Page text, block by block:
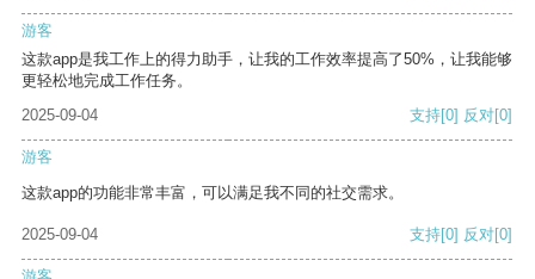
游客
这款app是我工作上的得力助手，让我的工作效率提高了50%，让我能够
更轻松地完成工作任务。
2025-09-04
支持[0] 反对[0]
游客
这款app的功能非常丰富，可以满足我不同的社交需求。
2025-09-04 支持[0] 反对[0]